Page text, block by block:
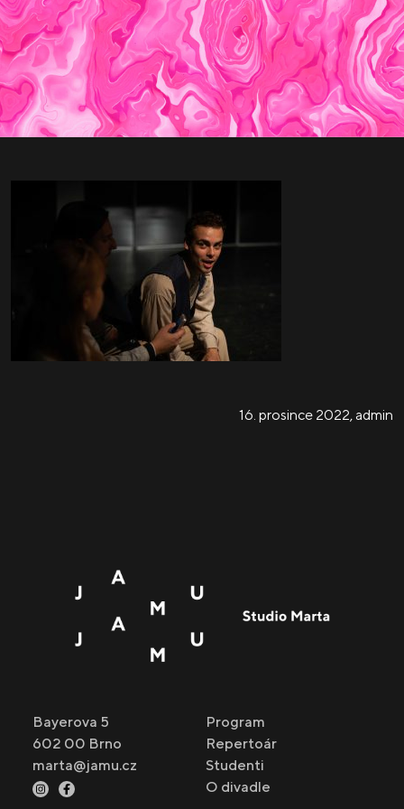
16. prosince 2022, admin
Bayerova 5
602 00 Brno
marta@jamu.cz
Program
Repertoár
Studenti
O divadle